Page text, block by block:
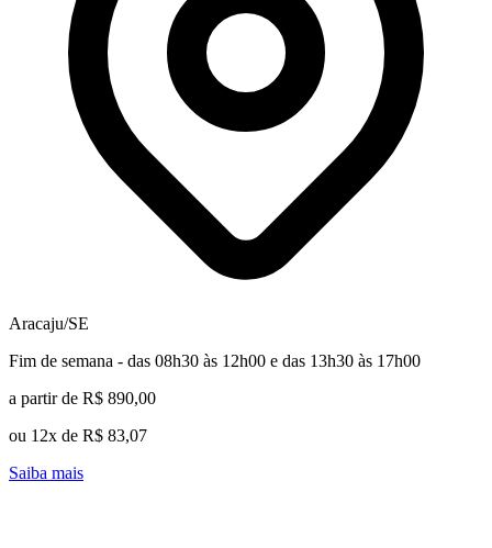
Aracaju/SE
Fim de semana - das 08h30 às 12h00 e das 13h30 às 17h00
a partir de R$ 890,00
ou 12x de R$ 83,07
Saiba mais